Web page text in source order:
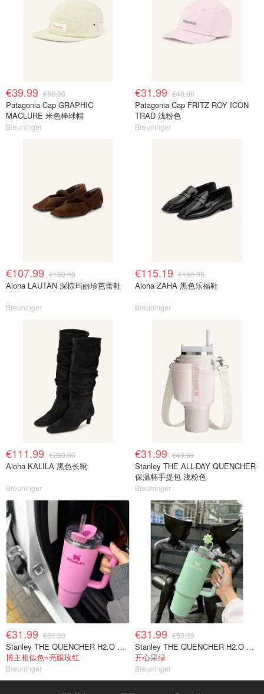
€39.99 €50.00
Patagonia Cap GRAPHIC
MACLURE 米色棒球帽
Breuninger
€31.99 €40.00
Patagonia Cap FRITZ ROY ICON
TRAD 浅粉色
Breuninger
€107.99 €180.00
Aloha LAUTAN 深棕玛丽珍芭蕾鞋
Breuninger
€115.19 €180.00
Aloha ZAHA 黑色乐福鞋
Breuninger
€111.99 €280.00
Aloha KALILA 黑色长靴
Breuninger
€31.99 €49.99
Stanley THE ALL-DAY QUENCHER
保温杯手提包 浅粉色
Breuninger
€31.99 €50.00
Stanley THE QUENCHER H2.O 保温杯 1.18L 粉色
博主相似色~亮眼玫红
Breuninger
€31.99 €50.00
Stanley THE QUENCHER H2.O 保温杯 1.18升 浅绿色
开心果绿
Breuninger